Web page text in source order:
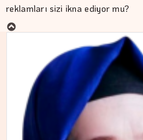
reklamları sizi ikna ediyor mu?
Aç kalan sadece mideniz…